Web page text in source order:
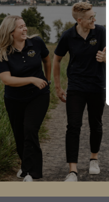
Svart med röd stripe
Melbye
516245
5 år, 25 års livslängd